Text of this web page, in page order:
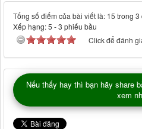
Tổng số điểm của bài viết là: 15 trong 3
Xếp hạng:5 -3 phiếu bầu
Click để đánh
Nếu thấy hay thì bạn hãy share
xem